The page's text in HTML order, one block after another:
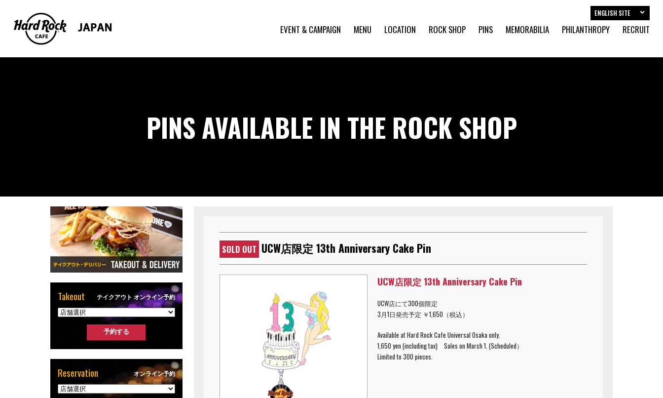
EVENT & CAMPAIGN MENU LOCATION ROCK SHOP PINS MEMORABILIA PHILANTHROPY RECRUIT
ENGLISH SITE
PINS AVAILABLE IN THE ROCK SHOP
SOLD OUT UCW店限定 13th Anniversary Cake Pin
UCW店限定 13th Anniversary Cake Pin
UCW店にて300個限定
3月1日発売予定 ￥1,650（税込）
Available at Hard Rock Cafe Universal Osaka only.
1,650 yen (including tax) Sales on March 1. (Scheduled）
Limited to 300 pieces.
Takeout テイクアウト オンライン予約
Reservation オンライン予約